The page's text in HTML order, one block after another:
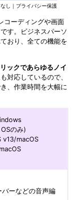
し｜プライバシー保護
コーディングや画面
す。ビジネスパーソ
おり、全ての機能を
ックであらゆるノイ
対応しているので、
、作業時間を大幅に
のみ)
v13/macOS
ーなどの音声編